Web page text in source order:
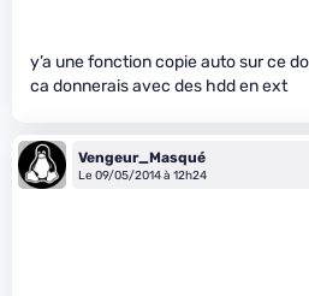
y’a une fonction copie auto sur ce
ca donnerais avec des hdd en ext
Vengeur_Masqué
Le 09/05/2014 à 12h24